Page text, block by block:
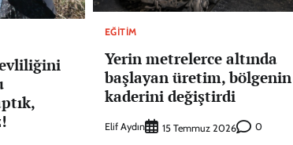
EĞITIM
Yerin metrelerce altında
başlayan üretim, bölgenin
kaderini değiştirdi
Elif Aydın 15 Temmuz 2026 0